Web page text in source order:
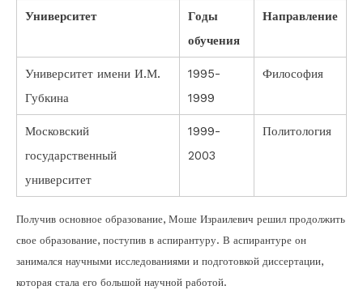
Университет
Годы
обучения
Направление
Университет имени И.М.
Губкина
1995-
1999
Философия
Московский
государственный
университет
1999-
2003
Политология
Получив основное образование, Моше Израилевич решил продолжить
свое образование, поступив в аспирантуру. В аспирантуре он
занимался научными исследованиями и подготовкой диссертации,
которая стала его большой научной работой.